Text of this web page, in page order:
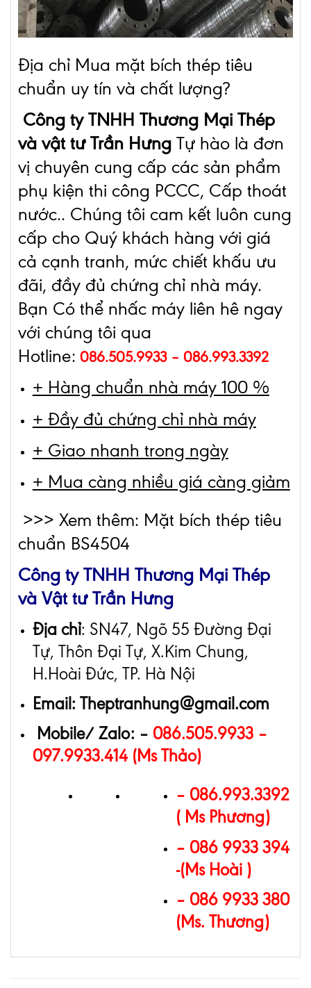
Địa chỉ Mua mặt bích thép tiêu
chuẩn uy tín và chất lượng?
Công ty TNHH Thương Mại Thép
và vật tư Trần Hưng Tự hào là đơn
vị chuyên cung cấp các sản phẩm
phụ kiện thi công PCCC, Cấp thoát
nước.. Chúng tôi cam kết luôn cung
cấp cho Quý khách hàng với giá
cả cạnh tranh, mức chiết khấu ưu
đãi, đầy đủ chứng chỉ nhà máy.
Bạn Có thể nhấc máy liên hê ngay
với chúng tôi qua
Hotline: 086.505.9933 – 086.993.3392
+ Hàng chuẩn nhà máy 100 %
+ Đầy đủ chứng chỉ nhà máy
+ Giao nhanh trong ngày
+ Mua càng nhiều giá càng giảm
>>> Xem thêm: Mặt bích thép tiêu
chuẩn BS4504
Công ty TNHH Thương Mại Thép
và Vật tư Trần Hưng
Địa chỉ: SN47, Ngõ 55 Đường Đại
Tự, Thôn Đại Tự, X.Kim Chung,
H.Hoài Đức, TP. Hà Nội
Email: Theptranhung@gmail.com
Mobile/ Zalo: – 086.505.9933 –
097.9933.414 (Ms Thảo)
– 086.993.3392
( Ms Phương)
– 086 9933 394
-(Ms Hoài )
– 086 9933 380
(Ms. Thương)